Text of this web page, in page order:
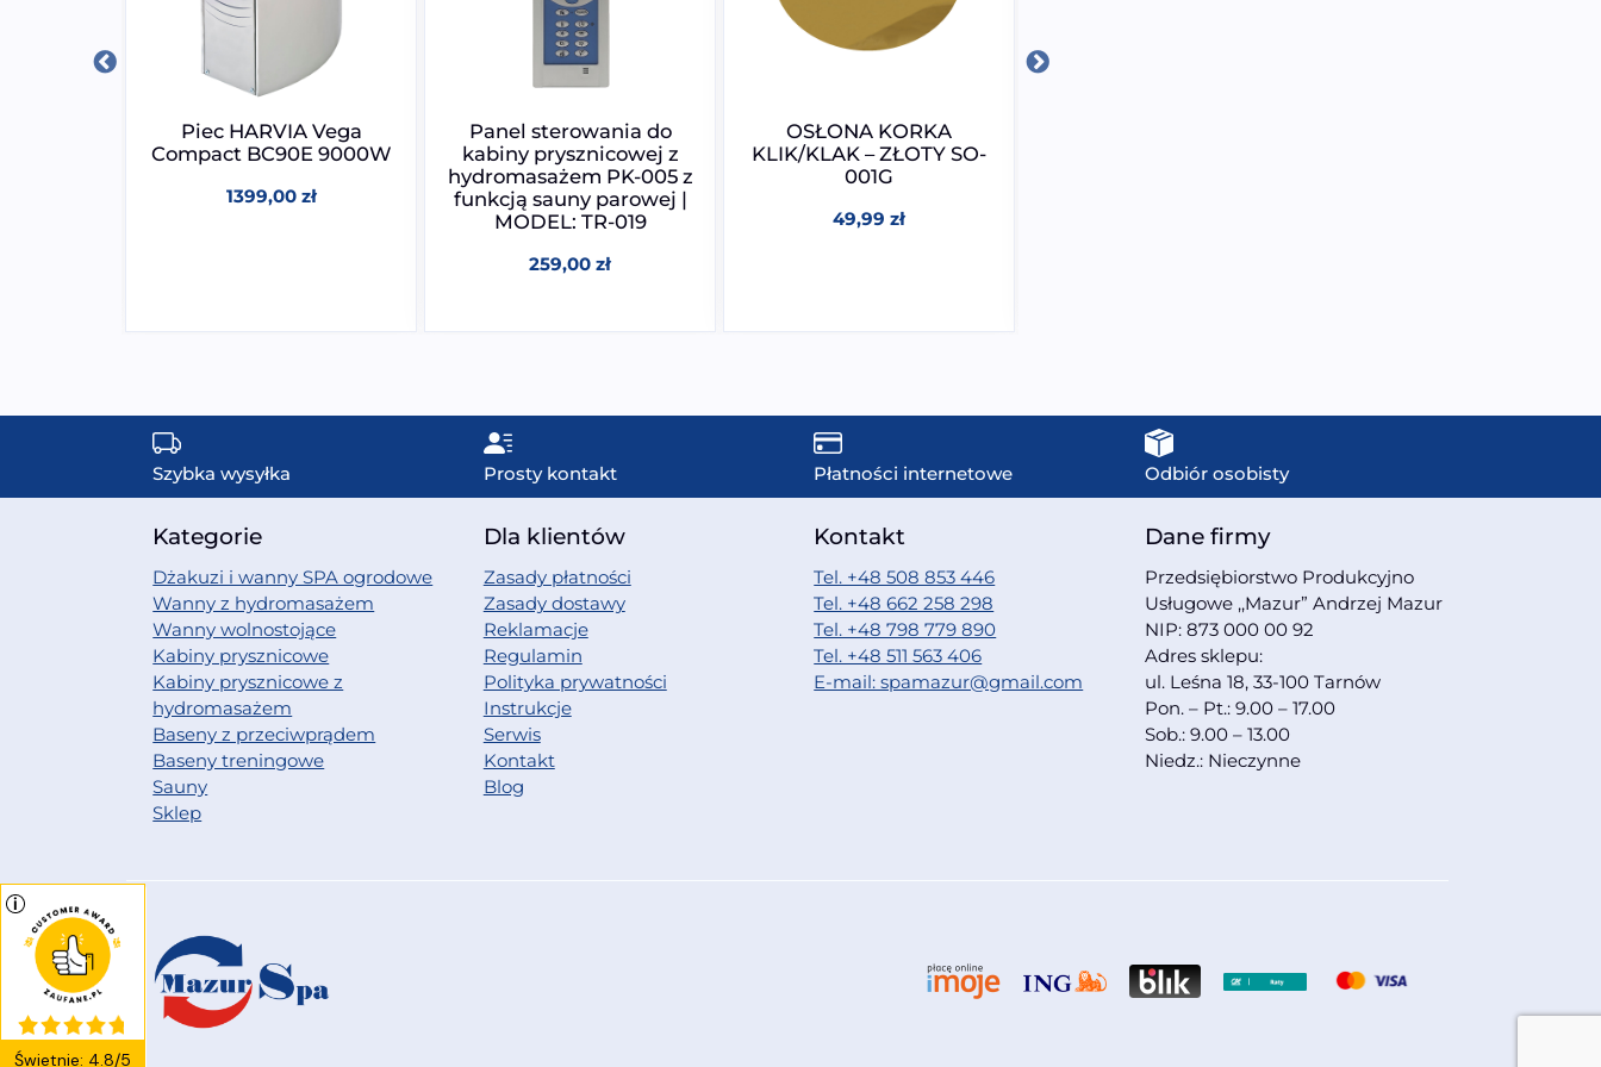
Piec HARVIA Vega
Compact BC90E 9000W
1399,00 zł
Panel sterowania do
kabiny prysznicowej z
hydromasażem PK-005 z
funkcją sauny parowej |
MODEL: TR-019
259,00 zł
OSŁONA KORKA
KLIK/KLAK – ZŁOTY SO-
001G
49,99 zł
Szybka wysyłka Prosty kontakt Płatności internetowe Odbiór osobisty
Kategorie
Dżakuzi i wanny SPA ogrodowe
Wanny z hydromasażem
Wanny wolnostojące
Kabiny prysznicowe
Kabiny prysznicowe z
hydromasażem
Baseny z przeciwprądem
Baseny treningowe
Sauny
Sklep
Dla klientów
Zasady płatności
Zasady dostawy
Reklamacje
Regulamin
Polityka prywatności
Instrukcje
Serwis
Kontakt
Blog
Kontakt
Tel. +48 508 853 446
Tel. +48 662 258 298
Tel. +48 798 779 890
Tel. +48 511 563 406
E-mail: spamazur@gmail.com
Dane firmy
Przedsiębiorstwo Produkcyjno
Usługowe ,,Mazur” Andrzej Mazur
NIP: 873 000 00 92
Adres sklepu:
ul. Leśna 18, 33-100 Tarnów
Pon. – Pt.: 9.00 – 17.00
Sob.: 9.00 – 13.00
Niedz.: Nieczynne
Świetnie: 4.8/5